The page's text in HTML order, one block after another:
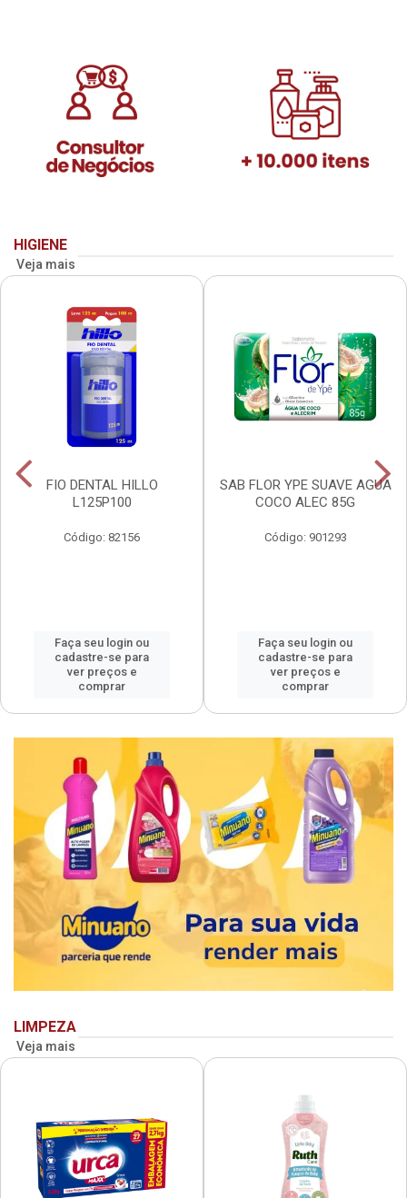
HIGIENE
Veja mais
FIO DENTAL HILLO
L125P100
Código: 82156
Faça seu login ou
cadastre-se para
ver preços e
comprar
SAB FLOR YPE SUAVE AGUA
COCO ALEC 85G
Código: 901293
Faça seu login ou
cadastre-se para
ver preços e
comprar
LIMPEZA
Veja mais